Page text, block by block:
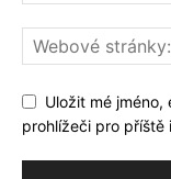
Uložit mé
prohlížeči pro příště